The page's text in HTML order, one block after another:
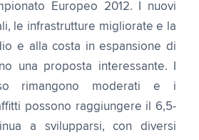
Europeo 2012. I nuovi
le infrastrutture migliorate e la
e alla costa in espansione di
una proposta interessante. I
rimangono moderati e i
possono raggiungere il 6,5-
a svilupparsi, con diversi